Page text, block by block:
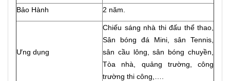
Bảo Hành 2 năm.
Ưng dụng
Chiếu sáng nhà thi đấu thể thao,
Sân bóng đá Mini, sân Tennis,
sân cầu lông, sân bóng chuyền,
Tòa nhà, quảng trường, công
trường thi công,….